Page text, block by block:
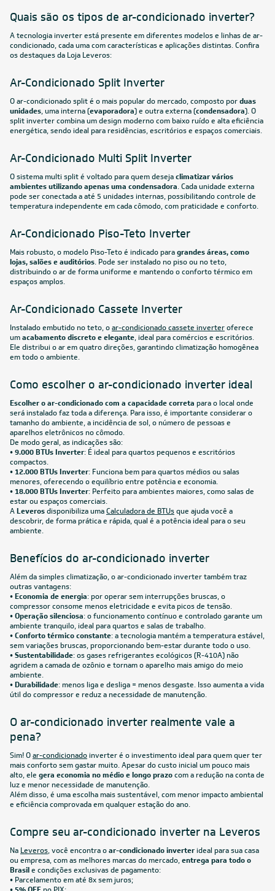
FRETE REDUZIDO
12.000
12.000 BTUs R-32 Só Frio 127V
R$ 2.469,05à vista
ou8xdeR$ 324,88
FRETE REDUZIDO
30.000
BTUs
R$ 4.654,05à vista
ou8xdeR$ 612,38
FRETE REDUZIDO
Ar-Condicionado Split HW Inverter Elgin Eco III Wi-Fi
30.000 BTUs R-32 Quente/Frio 220V
R$ 5.081,55à vista
ou8xdeR$ 668,63
FRETE REDUZIDO
9.000
Ar-Condicionado Split HW Inverter Elgin Eco III Wi-Fi
9.000 BTUs R-32 Só Frio 220V
ou8xdeR$ 231,13